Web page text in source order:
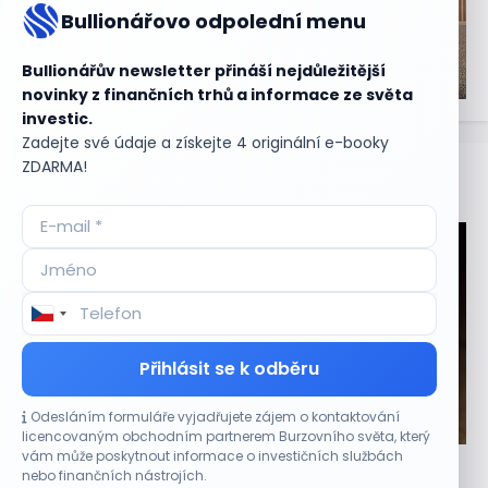
Bullionářovo odpolední menu
Bullionářův newsletter přináší nejdůležitější
novinky z finančních trhů a informace ze světa
investic.
Zadejte své údaje a získejte 4 originální e-booky
ZDARMA!
Přihlásit se k odběru
Odesláním formuláře vyjadřujete zájem o kontaktování
licencovaným obchodním partnerem Burzovního světa, který
vám může poskytnout informace o investičních službách
nebo finančních nástrojích.
Aktuální
CO HÝBE TRHEM
Akcie Sandisk po výsledcích klesají. Analytici